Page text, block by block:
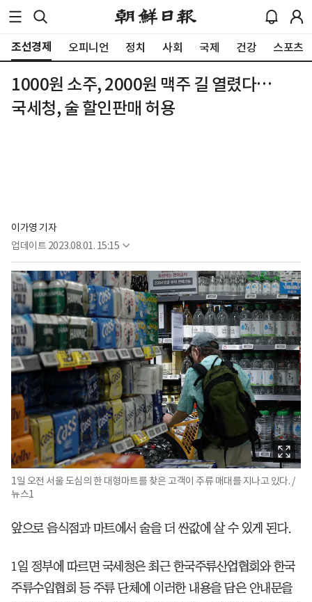
조선경제 오피니언 정치 사회 국제 건강 스포츠
1000원 소주, 2000원 맥주 길 열렸다…
국세청, 술 할인판매 허용
이가영 기자
업데이트 2023.08.01. 15:15
1일 오전 서울 도심의 한 대형마트를 찾은 고객이 주류 매대를 지나고 있다. /
뉴스1
앞으로 음식점과 마트에서 술을 더 싼값에 살 수 있게 된다.
1일 정부에 따르면 국세청은 최근 한국주류산업협회와 한국
주류수입협회 등 주류 단체에 이러한 내용을 담은 안내문을